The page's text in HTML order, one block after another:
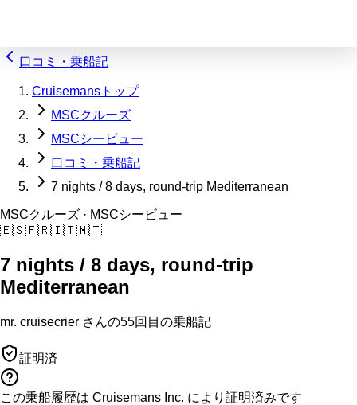
口コミ・乗船記
Cruisemansトップ
MSCクルーズ
MSCシービュー
口コミ・乗船記
7 nights / 8 days, round-trip Mediterranean
MSCクルーズ · MSCシービュー
🇪🇸🇫🇷🇮🇹🇲🇹
7 nights / 8 days, round-trip
Mediterranean
mr. cruisecrier さんの55回目の乗船記
証明済
この乗船履歴は Cruisemans Inc. により証明済みです